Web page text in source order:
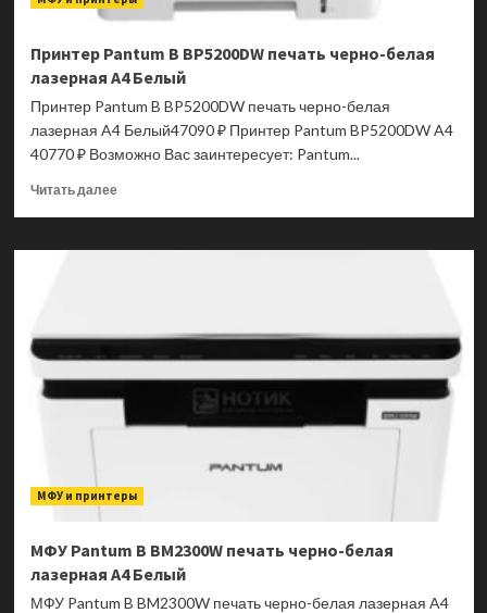
Принтер Pantum B BP5200DW печать черно-белая
лазерная A4 Белый
Принтер Pantum B BP5200DW печать черно-белая
лазерная A4 Белый47090 ₽ Принтер Pantum BP5200DW A4
40770 ₽ Возможно Вас заинтересует: Pantum...
Читать далееПрочитать
Принтер
печать
черно-
лазерная
A4
Белый
МФУ и принтеры
МФУ Pantum B BM2300W печать черно-белая
лазерная A4 Белый
МФУ Pantum B BM2300W печать черно-белая лазерная A4